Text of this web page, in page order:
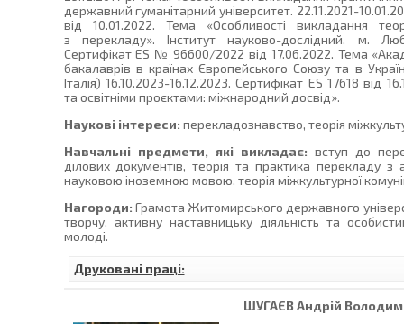
державний гуманітарний університет. 22.11.2021-
від 10.01.2022. Тема «Особливості викладання
з перекладу». Інститут науково-дослідний, м.
Сертифікат ES № 96600/2022 від 17.06.2022. Тема
бакалаврів в країнах Європейського Союзу та в
Італія) 16.10.2023-16.12.2023. Сертифікат ES 17618 від
та освітніми проєктами: міжнародний досвід».
Наукові інтереси: перекладознавство, теорія
Навчальні предмети, які викладає: вступ до
ділових документів, теорія та практика перекладу з
науковою іноземною мовою, теорія міжкультурної
Нагороди: Грамота Житомирського державного
творчу, активну наставницьку діяльність та
молоді.
Друковані праці:
ШУГАЄВ Андрій